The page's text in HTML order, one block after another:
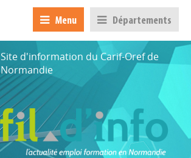
Menu Départements
Site d'information du Carif-Oref de
Normandie